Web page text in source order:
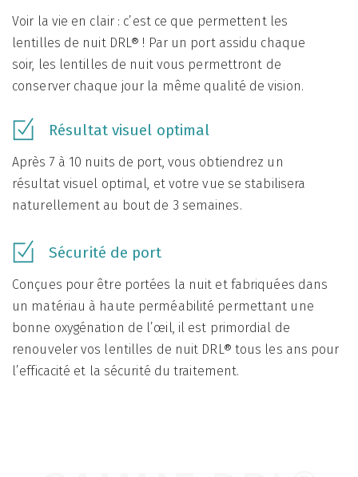
Voir la vie en clair : c’est ce que permettent les
lentilles de nuit DRL® ! Par un port assidu chaque
soir, les lentilles de nuit vous permettront de
conserver chaque jour la même qualité de vision.
Résultat visuel optimal
Après 7 à 10 nuits de port, vous obtiendrez un
résultat visuel optimal, et votre vue se stabilisera
naturellement au bout de 3 semaines.
Sécurité de port
Conçues pour être portées la nuit et fabriquées dans
un matériau à haute perméabilité permettant une
bonne oxygénation de l’œil, il est primordial de
renouveler vos lentilles de nuit DRL® tous les ans pour
l’efficacité et la sécurité du traitement.